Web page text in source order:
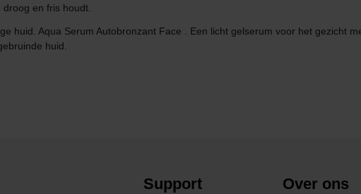
en fris houdt.
huid. Aqua Serum Autobronzant Face . Een licht gelserum voor het gezicht
huid.
Support Over ons